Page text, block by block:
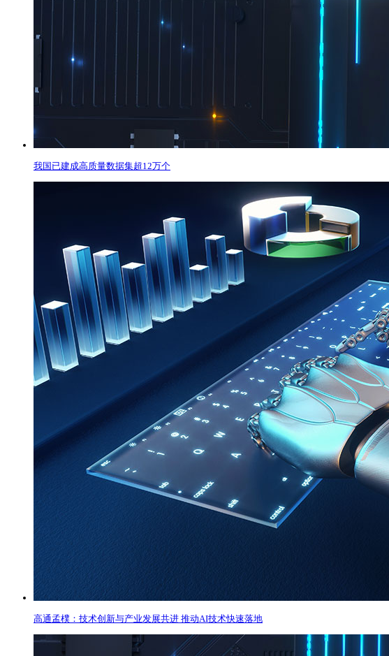
我国已建成高质量数据集超12万个
高通孟樸：技术创新与产业发展共进 推动AI技术快速落地